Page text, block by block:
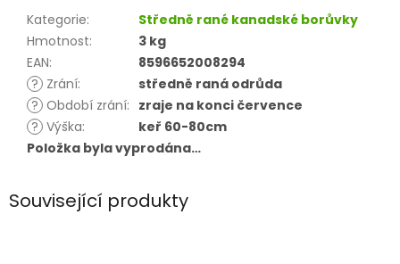
Kategorie:
Středně rané kanadské borůvky
Hmotnost:
3 kg
EAN:
8596652008294
? Zrání:
středně raná odrůda
? Období zrání: zraje na konci července
? Výška:
keř 60-80cm
Položka byla vyprodána…
Související produkty